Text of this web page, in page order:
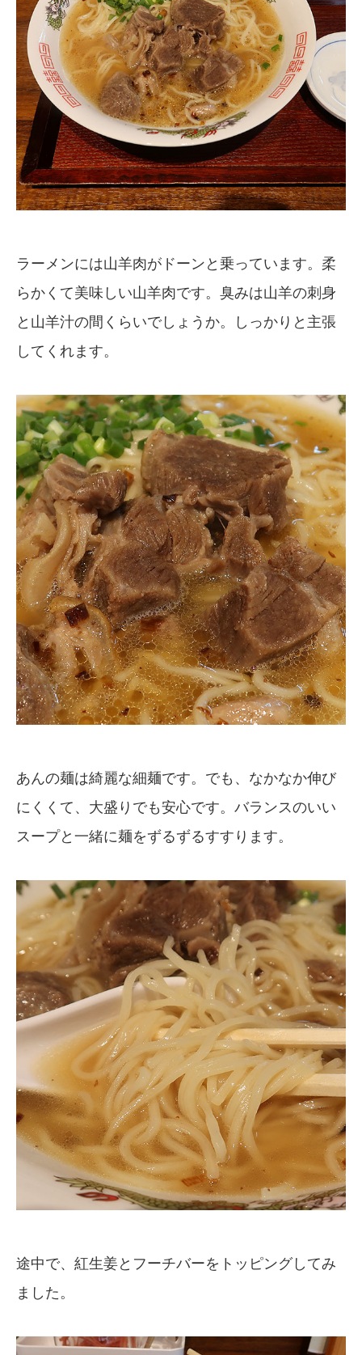
ラーメンには山羊肉がドーンと乗っています。柔
らかくて美味しい山羊肉です。臭みは山羊の刺身
と山羊汁の間くらいでしょうか。しっかりと主張
してくれます。
あんの麺は綺麗な細麺です。でも、なかなか伸び
にくくて、大盛りでも安心です。バランスのいい
スープと一緒に麺をずるずるすすります。
途中で、紅生姜とフーチバーをトッピングしてみ
ました。